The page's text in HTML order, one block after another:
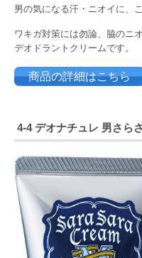
男の気になる汗・ニオイに、
ワキガ対策には勿論、脇のニ
デオドラントクリームです。
商品の詳細はこちら
4-4デオナチュレ 男さら